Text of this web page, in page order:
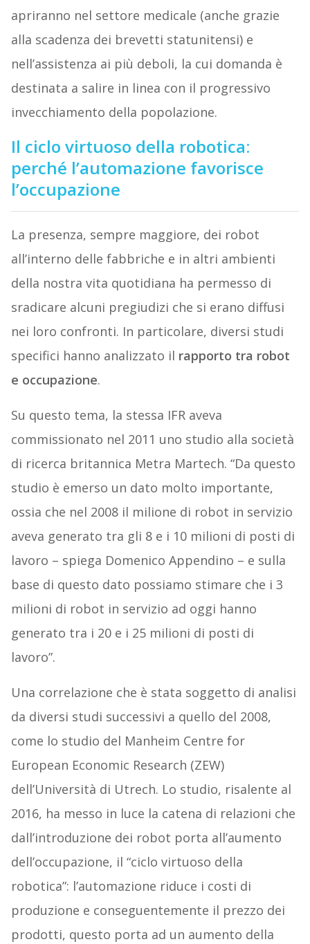
apriranno nel settore medicale (anche grazie
alla scadenza dei brevetti statunitensi) e
nell’assistenza ai più deboli, la cui domanda è
destinata a salire in linea con il progressivo
invecchiamento della popolazione.
Il ciclo virtuoso della robotica:
perché l’automazione favorisce
l’occupazione
La presenza, sempre maggiore, dei robot
all’interno delle fabbriche e in altri ambienti
della nostra vita quotidiana ha permesso di
sradicare alcuni pregiudizi che si erano diffusi
nei loro confronti. In particolare, diversi studi
specifici hanno analizzato il rapporto tra robot
e occupazione.
Su questo tema, la stessa IFR aveva
commissionato nel 2011 uno studio alla società
di ricerca britannica Metra Martech. “Da questo
studio è emerso un dato molto importante,
ossia che nel 2008 il milione di robot in servizio
aveva generato tra gli 8 e i 10 milioni di posti di
lavoro – spiega Domenico Appendino – e sulla
base di questo dato possiamo stimare che i 3
milioni di robot in servizio ad oggi hanno
generato tra i 20 e i 25 milioni di posti di
lavoro”.
Una correlazione che è stata soggetto di analisi
da diversi studi successivi a quello del 2008,
come lo studio del Manheim Centre for
European Economic Research (ZEW)
dell’Università di Utrech. Lo studio, risalente al
2016, ha messo in luce la catena di relazioni che
dall’introduzione dei robot porta all’aumento
dell’occupazione, il “ciclo virtuoso della
robotica”: l’automazione riduce i costi di
produzione e conseguentemente il prezzo dei
prodotti, questo porta ad un aumento della